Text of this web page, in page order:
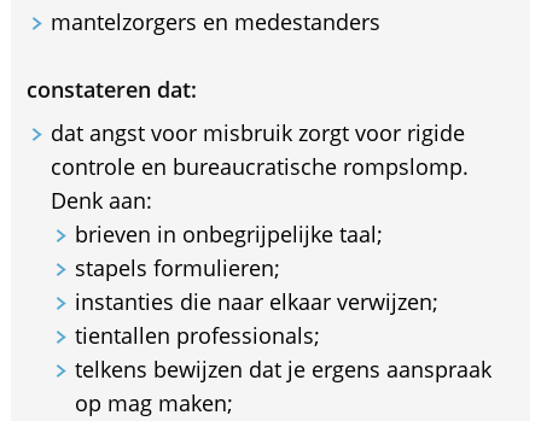
mantelzorgers en medestanders
constateren dat:
dat angst voor misbruik zorgt voor rigide
controle en bureaucratische rompslomp.
Denk aan:
brieven in onbegrijpelijke taal;
stapels formulieren;
instanties die naar elkaar verwijzen;
tientallen professionals;
telkens bewijzen dat je ergens aanspraak
op mag maken;